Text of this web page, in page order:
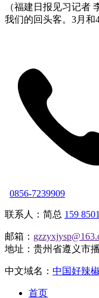
（福建日报见习记者
我们的回头客。3月和
0856-7239909
联系人：简总 159
邮箱：
地址：贵州省遵义市
中文域名： 中国好辣
首页